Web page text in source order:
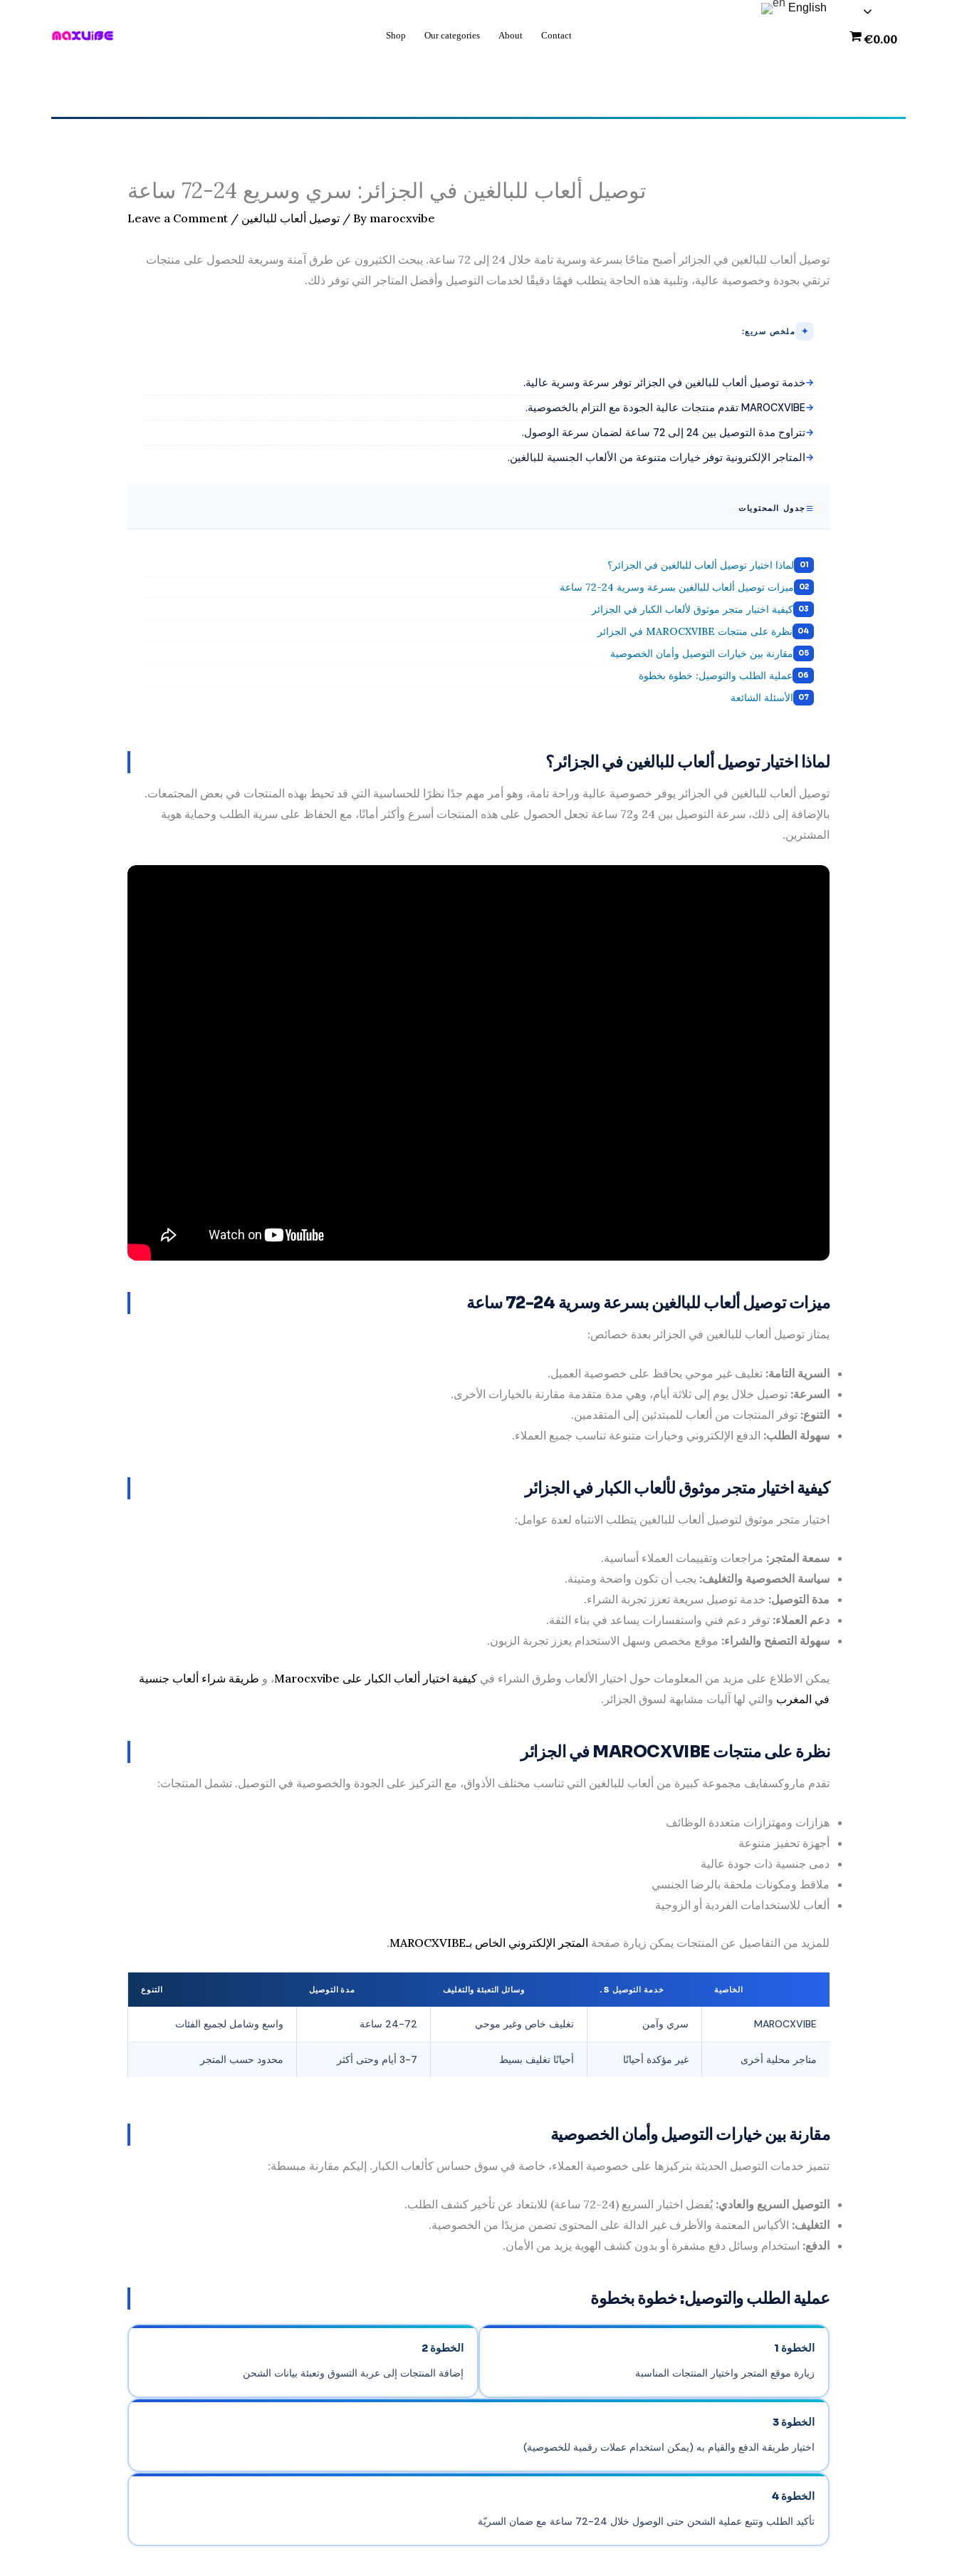
Shop Our categories About Contact €0.00
توصيل ألعاب للبالغين في الجزائر: سري وسريع 24-72 ساعة
Leave a Comment / توصيل ألعاب للبالغين/ By marocxvibe
توصيل ألعاب للبالغين في الجزائر أصبح متاحًا بسرعة وسرية تامة خلال 24 إلى 72 ساعة. يبحث الكثيرون عن طرق آمنة وسريعة للحصول على منتجات
ترتقي بجودة وخصوصية عالية، وتلبية هذه الحاجة يتطلب فهمًا دقيقًا لخدمات التوصيل وأفضل المتاجر التي توفر ذلك.
ملخص سريع:
خدمة توصيل ألعاب للبالغين في الجزائر توفر سرعة وسرية عالية.
MAROCXVIBE تقدم منتجات عالية الجودة مع التزام بالخصوصية.
تتراوح مدة التوصيل بين 24 إلى 72 ساعة لضمان سرعة الوصول.
المتاجر الإلكترونية توفر خيارات متنوعة من الألعاب الجنسية للبالغين.
جدول المحتويات
لماذا اختيار توصيل ألعاب للبالغين في الجزائر؟
ميزات توصيل ألعاب للبالغين بسرعة وسرية 24-72 ساعة
كيفية اختيار متجر موثوق لألعاب الكبار في الجزائر
نظرة على منتجات MAROCXVIBE في الجزائر
مقارنة بين خيارات التوصيل وأمان الخصوصية
عملية الطلب والتوصيل: خطوة بخطوة
الأسئلة الشائعة
لماذا اختيار توصيل ألعاب للبالغين في الجزائر؟
توصيل ألعاب للبالغين في الجزائر يوفر خصوصية عالية وراحة تامة، وهو أمر مهم جدًا نظرًا للحساسية التي قد تحيط بهذه المنتجات في بعض المجتمعات.
بالإضافة إلى ذلك، سرعة التوصيل بين 24 و72 ساعة تجعل الحصول على هذه المنتجات أسرع وأكثر أمانًا، مع الحفاظ على سرية الطلب وحماية هوية
المشترين.
ميزات توصيل ألعاب للبالغين بسرعة وسرية 24-72 ساعة
يمتاز توصيل ألعاب للبالغين في الجزائر بعدة خصائص:
السرية التامة: تغليف غير موحي يحافظ على خصوصية العميل.
السرعة: توصيل خلال يوم إلى ثلاثة أيام، وهي مدة متقدمة مقارنة بالخيارات الأخرى.
التنوع: توفر المنتجات من ألعاب للمبتدئين إلى المتقدمين.
سهولة الطلب: الدفع الإلكتروني وخيارات متنوعة تناسب جميع العملاء.
كيفية اختيار متجر موثوق لألعاب الكبار في الجزائر
اختيار متجر موثوق لتوصيل ألعاب للبالغين يتطلب الانتباه لعدة عوامل:
سمعة المتجر: مراجعات وتقييمات العملاء أساسية.
سياسة الخصوصية والتغليف: يجب أن تكون واضحة ومتينة.
مدة التوصيل: خدمة توصيل سريعة تعزز تجربة الشراء.
دعم العملاء: توفر دعم فني واستفسارات يساعد في بناء الثقة.
سهولة التصفح والشراء: موقع مخصص وسهل الاستخدام يعزز تجربة الزبون.
يمكن الاطلاع على مزيد من المعلومات حول اختيار الألعاب وطرق الشراء في كيفية اختيار ألعاب الكبار على Marocxvibe ، و طريقة شراء ألعاب جنسية
في المغرب والتي لها آليات مشابهة لسوق الجزائر.
نظرة على منتجات MAROCXVIBE في الجزائر
تقدم ماروكسفايف مجموعة كبيرة من ألعاب للبالغين التي تناسب مختلف الأذواق، مع التركيز على الجودة والخصوصية في التوصيل. تشمل المنتجات:
هزازات ومهتزازات متعددة الوظائف
أجهزة تحفيز متنوعة
دمى جنسية ذات جودة عالية
ملاقط ومكونات ملحقة بالرضا الجنسي
ألعاب للاستخدامات الفردية أو الزوجية
للمزيد من التفاصيل عن المنتجات يمكن زيارة صفحة المتجر الإلكتروني الخاص بـMAROCXVIBE .
الخاصية خدمة التوصيل S. وسائل التعبئة والتغليف مدة التوصيل التنوع
MAROCXVIBE سري وآمن تغليف خاص وغير موحي 24-72 ساعة واسع وشامل لجميع الفئات
متاجر محلية أخرى غير مؤكدة أحيانًا أحيانًا تغليف بسيط 3-7 أيام وحتى أكثر محدود حسب المتجر
مقارنة بين خيارات التوصيل وأمان الخصوصية
تتميز خدمات التوصيل الحديثة بتركيزها على خصوصية العملاء، خاصة في سوق حساس كألعاب الكبار. إليكم مقارنة مبسطة:
التوصيل السريع والعادي: يُفضل اختيار السريع (24-72 ساعة) للابتعاد عن تأخير كشف الطلب.
التغليف: الأكياس المعتمة والأظرف غير الدالة على المحتوى تضمن مزيدًا من الخصوصية.
الدفع: استخدام وسائل دفع مشفرة أو بدون كشف الهوية يزيد من الأمان.
عملية الطلب والتوصيل: خطوة بخطوة
الخطوة 1
زيارة موقع المتجر واختيار المنتجات المناسبة
الخطوة 2
إضافة المنتجات إلى عربة التسوق وتعبئة بيانات الشحن
الخطوة 3
اختيار طريقة الدفع والقيام به (يمكن استخدام عملات رقمية للخصوصية)
الخطوة 4
تأكيد الطلب وتتبع عملية الشحن حتى الوصول خلال 24-72 ساعة مع ضمان السريّة
English